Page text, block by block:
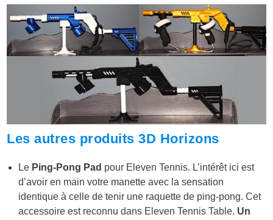
Les autres produits 3D Horizons
Le Ping-Pong Pad pour Eleven Tennis. L’intérêt ici est
d’avoir en main votre manette avec la sensation
identique à celle de tenir une raquette de ping-pong. Cet
accessoire est reconnu dans Eleven Tennis Table. Un